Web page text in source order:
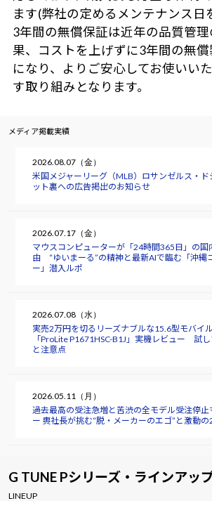
ます(弊社の定めるメンテナンス日
3年間の無償保証は近年の品質管
果、コストを上げずに3年間の無
になり、よりご安心してお使いい
す取り組みとなります。
メディア掲載実績
2026.08.07（金）
米国メジャーリーグ（MLB）ロサンゼルス・ド
ット裏への広告掲出のお知らせ
2026.07.17（金）
マウスコンピューターが「24時間365日」の国
由 “ゆいまーる”の精神と最新AIで臨む「沖縄
ー」潜入ルポ
2026.07.08（水）
実売2万円を切るリーズナブルな15.6型モバイ
「ProLite P1671HSC-B1J」実機レビュー 試
と注意点
2026.05.11（月）
過去最高の受注急増と苦渋の全モデル受注停止
ー 軣社長が挑む“脱・メーカーのエゴ”と激動
G TUNE Pシリーズ・ラインアッ
LINEUP